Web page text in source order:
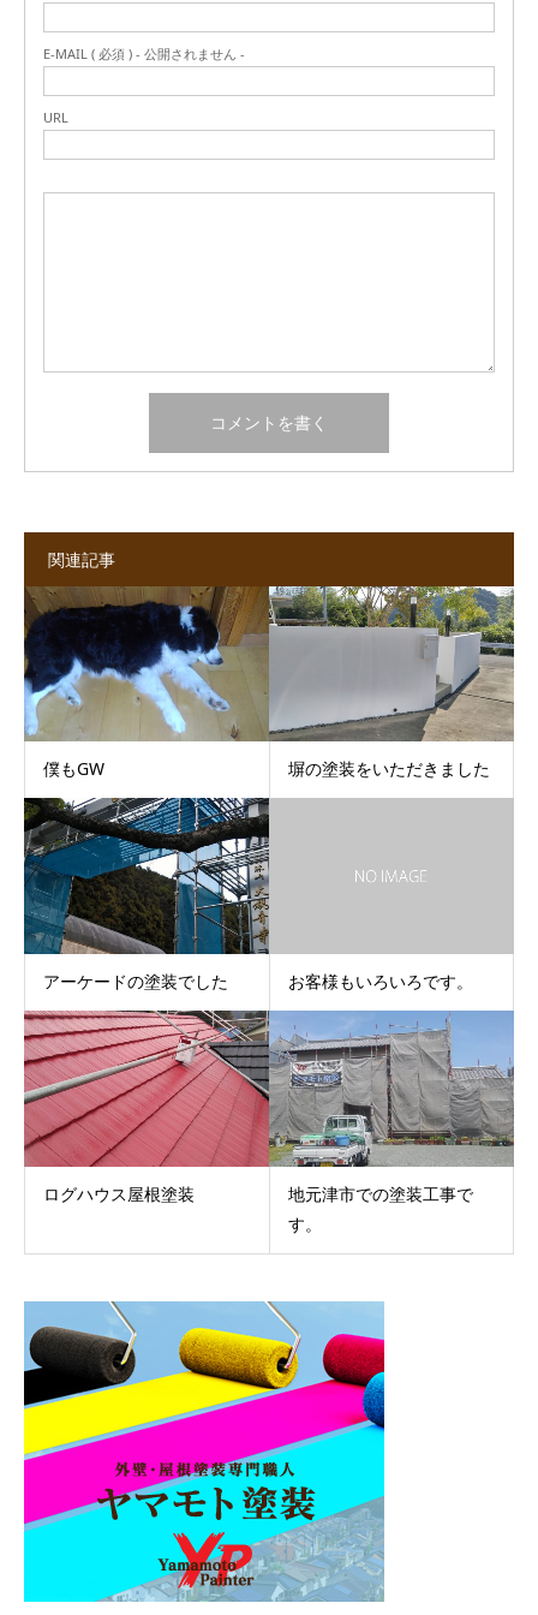
E-MAIL ( 必須 ) - 公開されません -
URL
関連記事
僕もGW 塀の塗装をいただきました
アーケードの塗装でした お客様もいろいろです。
ログハウス屋根塗装
地元津市での塗装工事で
す。